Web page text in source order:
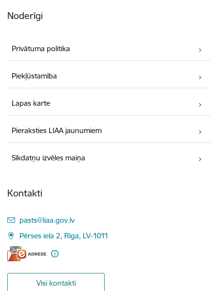
Noderīgi
Privātuma politika
Piekļūstamība
Lapas karte
Pieraksties LIAA jaunumiem
Sīkdatņu izvēles maiņa
Kontakti
E-pasts:
pasts@liaa.gov.lv
Pērses iela 2, Rīga, LV-1011
Visi kontakti